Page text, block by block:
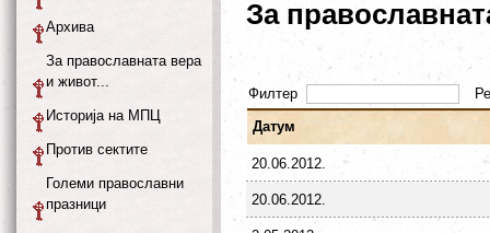
За
Филтер
Датум
20.06.2012.
20.06.2012.
Архива
За православната вера
и живот...
Историја на МПЦ
Против сектите
Големи православни
празници